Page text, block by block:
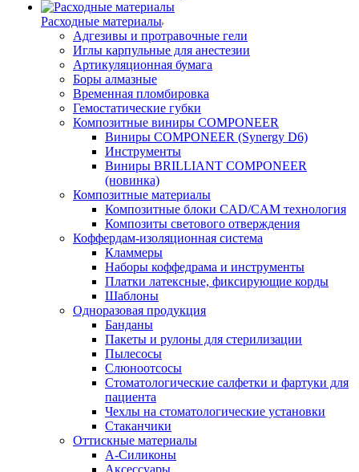
Расходные материалы
Адгезивы и протравочные гели
Иглы карпульные для анестезии
Артикуляционная бумага
Боры алмазные
Временная пломбировка
Гемостатические губки
Композитные виниры COMPONEER
Виниры COMPONEER (Synergy D6)
Инструменты
Виниры BRILLIANT COMPONEER
(новинка)
Композитные материалы
Композитные блоки CAD/СAM технология
Композиты светового отверждения
Коффердам-изоляционная система
Кламмеры
Наборы коффедрама и инструменты
Платки латексные, фиксирующие корды
Шаблоны
Одноразовая продукция
Банданы
Пакеты и рулоны для стерилизации
Пылесосы
Слюноотсосы
Стоматологические салфетки и фартуки для
пациента
Чехлы на стоматологические установки
Стаканчики
Оттискные материалы
А-Силиконы
Аксессуары